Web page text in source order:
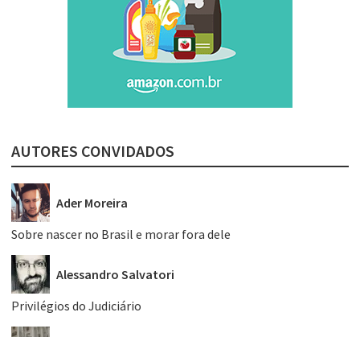
AUTORES CONVIDADOS
Ader Moreira
Sobre nascer no Brasil e morar fora dele
Alessandro Salvatori
Privilégios do Judiciário